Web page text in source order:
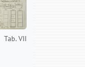
Tab. VII